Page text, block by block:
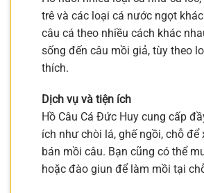
trê và các loại cá nước ngọt
câu cá theo nhiều cách khác
sống đến câu mồi giả, tùy theo
thích.
Dịch vụ và tiện ích
Hồ Câu Cá Đức Huy cung cấp
ích như chòi lá, ghế ngồi, chỗ để
bán mồi câu. Bạn cũng có thể
hoặc đào giun để làm mồi tại